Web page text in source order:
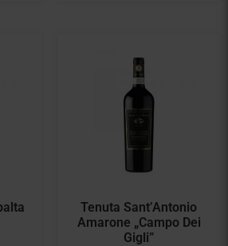
Tenuta Sant’Antonio
Amarone „Campo Dei
Gigli”